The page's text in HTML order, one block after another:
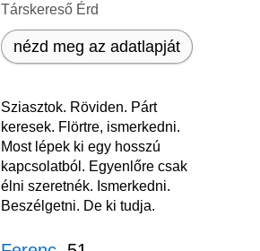
Társkereső Érd
nézd meg az adatlapját
Sziasztok. Röviden. Párt
keresek. Flörtre, ismerkedni.
Most lépek ki egy hosszú
kapcsolatból. Egyenlőre csak
élni szeretnék. Ismerkedni.
Beszélgetni. De ki tudja.